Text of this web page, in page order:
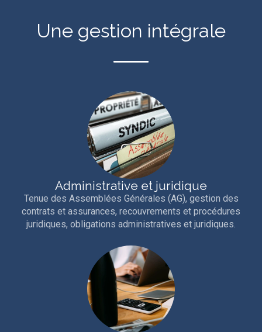
Une gestion intégrale
Administrative et juridique
Tenue des Assemblées Générales (AG), gestion des
contrats et assurances, recouvrements et procédures
juridiques, obligations administratives et juridiques.